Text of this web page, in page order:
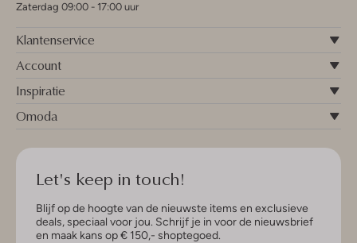
Zaterdag 09:00 - 17:00 uur
Klantenservice
Account
Inspiratie
Omoda
Let's keep in touch!
Blijf op de hoogte van de nieuwste items en exclusieve
deals, speciaal voor jou. Schrijf je in voor de nieuwsbrief
en maak kans op € 150,- shoptegoed.